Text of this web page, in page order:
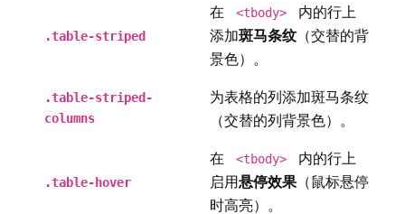
.table-striped
在 <tbody>
内的行上
添加斑马条纹（交替的背
景色）。
.table-striped-
columns
为表格的列添加斑马条纹
（交替的列背景色）。
.table-hover
在 <tbody>
内的行上
启用悬停效果 （鼠标悬停
时高亮）。